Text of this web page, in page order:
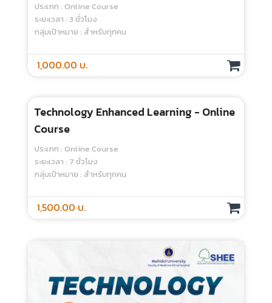
Assessment - Online Course
1,000.00 บ.